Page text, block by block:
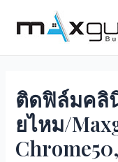
content
ติดฟิล์มคลิ
ยไหม/